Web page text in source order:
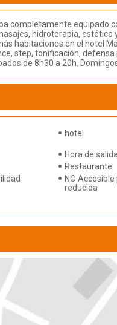
completamente equipado
hidroterapia, estética
habitaciones en el hotel
step, tonificación,
de 8h30 a 20h.
hotel
Hora de
Restaurante
NO
reducida